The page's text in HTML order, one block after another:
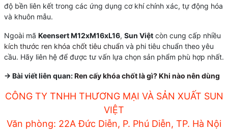
độ bền liên kết trong các ứng dụng cơ khí chính xác, tự động hóa
và khuôn mẫu.
Ngoài mã Keensert M12xM16xL16, Sun Việtcòn cung cấp nhiều
kích thước ren khóa chốt tiêu chuẩn và phi tiêu chuẩn theo yêu
cầu. Hãy liên hệ để được tư vấn lựa chọn sản phẩm phù hợp nhất.
-> Bài viết liên quan:Ren cấy khóa chốt là gì? Khi nào nên dùng
CÔNG TY TNHH THƯƠNG MẠI VÀ SẢN XUẤT SUN
VIỆT
Văn phòng: 22A Đức Diễn, P. Phú Diễn, TP. Hà Nội